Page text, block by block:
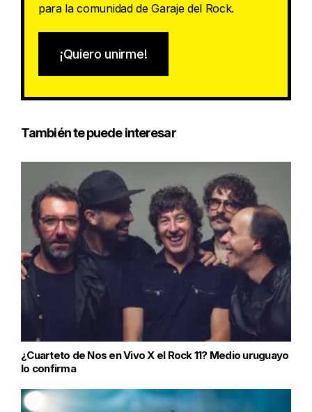
para la comunidad de Garaje del Rock.
¡Quiero unirme!
También te puede interesar
¿Cuarteto de Nos en Vivo X el Rock 11? Medio uruguayo
lo confirma